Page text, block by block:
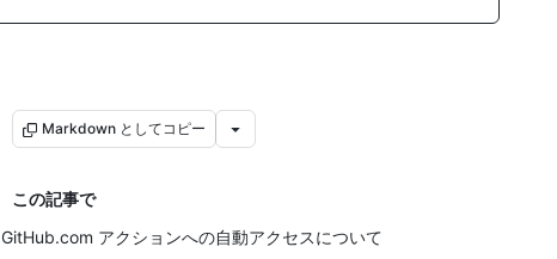
Markdown としてコピー
この記事で
GitHub.com アクションへの自動アクセスについて